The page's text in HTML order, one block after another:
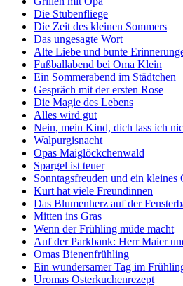
Die Stubenfliege
Die Zeit des kleinen Sommers
Das ungesagte Wort
Alte Liebe und bunte
Fußballabend bei Oma Klein
Ein Sommerabend im Städtchen
Gespräch mit der ersten Rose
Die Magie des Lebens
Alles wird gut
Nein, mein Kind, dich lass ich
Walpurgisnacht
Opas Maiglöckchenwald
Spargel ist teuer
Sonntagsfreuden und ein kleines
Kurt hat viele Freundinnen
Das Blumenherz auf der
Mitten ins Gras
Wenn der Frühling müde macht
Auf der Parkbank: Herr Maier
Omas Bienenfrühling
Ein wundersamer Tag im
Uromas Osterkuchenrezept